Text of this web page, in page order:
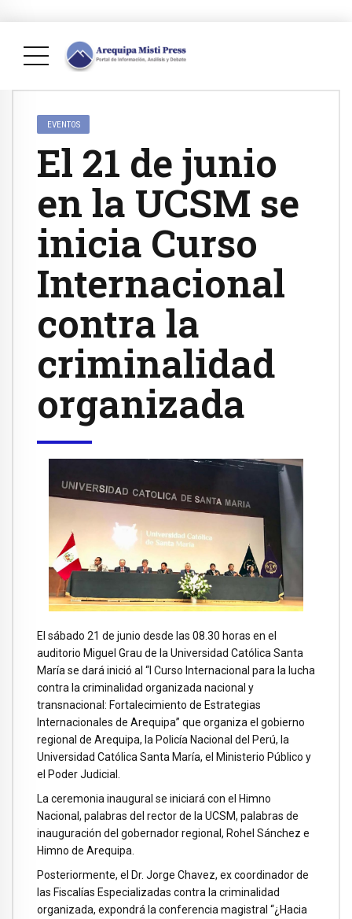
EVENTOS
El 21 de junio
en la UCSM se
inicia Curso
Internacional
contra la
criminalidad
organizada
El sábado 21 de junio desde las 08.30 horas en el
auditorio Miguel Grau de la Universidad Católica Santa
María se dará inició al “I Curso Internacional para la lucha
contra la criminalidad organizada nacional y
transnacional: Fortalecimiento de Estrategias
Internacionales de Arequipa” que organiza el gobierno
regional de Arequipa, la Policía Nacional del Perú, la
Universidad Católica Santa María, el Ministerio Público y
el Poder Judicial.
La ceremonia inaugural se iniciará con el Himno
Nacional, palabras del rector de la UCSM, palabras de
inauguración del gobernador regional, Rohel Sánchez e
Himno de Arequipa.
Posteriormente, el Dr. Jorge Chavez, ex coordinador de
las Fiscalías Especializadas contra la criminalidad
organizada, expondrá la conferencia magistral “¿Hacia